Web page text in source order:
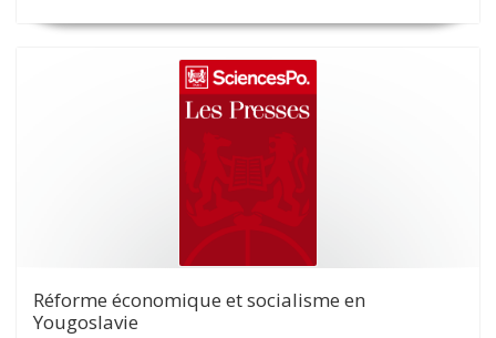
Réforme économique et socialisme en
Yougoslavie